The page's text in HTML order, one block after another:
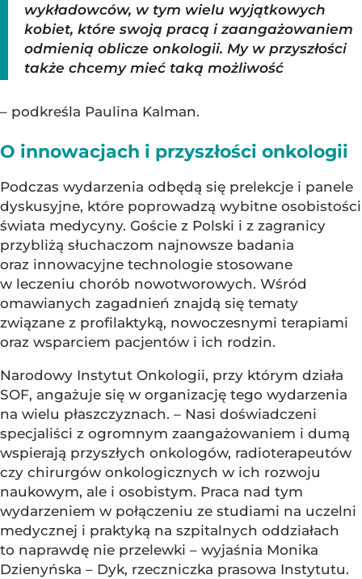
wykładowców, w tym wielu wyjątkowych
kobiet, które swoją pracą i zaangażowaniem
odmienią oblicze onkologii. My w przyszłości
także chcemy mieć taką możliwość
– podkreśla Paulina Kalman.
O innowacjach i przyszłości onkologii
Podczas wydarzenia odbędą się prelekcje i panele
dyskusyjne, które poprowadzą wybitne osobistości
świata medycyny. Goście z Polski i z zagranicy
przybliżą słuchaczom najnowsze badania
oraz innowacyjne technologie stosowane
w leczeniu chorób nowotworowych. Wśród
omawianych zagadnień znajdą się tematy
związane z profilaktyką, nowoczesnymi terapiami
oraz wsparciem pacjentów i ich rodzin.
Narodowy Instytut Onkologii, przy którym działa
SOF, angażuje się w organizację tego wydarzenia
na wielu płaszczyznach. – Nasi doświadczeni
specjaliści z ogromnym zaangażowaniem i dumą
wspierają przyszłych onkologów, radioterapeutów
czy chirurgów onkologicznych w ich rozwoju
naukowym, ale i osobistym. Praca nad tym
wydarzeniem w połączeniu ze studiami na uczelni
medycznej i praktyką na szpitalnych oddziałach
to naprawdę nie przelewki – wyjaśnia Monika
Dzienyńska – Dyk, rzeczniczka prasowa Instytutu.